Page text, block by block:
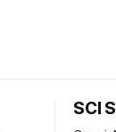
SCI